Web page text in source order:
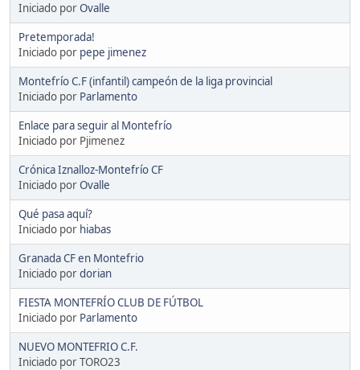
Iniciado porOvalle
Pretemporada!
Iniciado por pepe jimenez
Montefrío C.F (infantil) campeón de la liga provincial
Iniciado por Parlamento
Enlace para seguir al Montefrío
Iniciado por Pjimenez
Crónica Iznalloz-Montefrío CF
Iniciado porOvalle
Qué pasa aquí?
Iniciado por hiabas
Granada CF en Montefrio
Iniciado pordorian
FIESTA MONTEFRÍO CLUB DE FÚTBOL
Iniciado por Parlamento
NUEVO MONTEFRIO C.F.
Iniciado por TORO23